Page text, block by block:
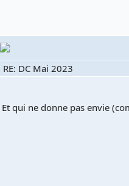
RE: DC Mai 2023
Et qui ne donne pas envie